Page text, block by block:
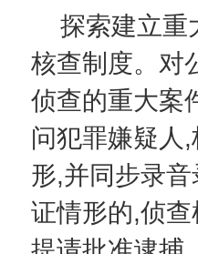
探索建立重
核查制度。对
侦查的重大案
问犯罪嫌疑人 ,
形,并同步录
证情形的,侦查